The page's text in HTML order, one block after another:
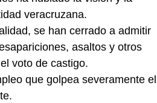
veracruzana.
se han cerrado a admitir
asaltos y otros
voto de castigo.
que golpea severamente el